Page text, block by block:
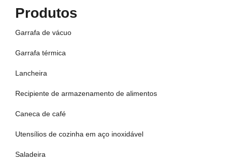
Produtos
Garrafa de vácuo
Garrafa térmica
Lancheira
Recipiente de armazenamento de alimentos
Caneca de café
Utensílios de cozinha em aço inoxidável
Saladeira